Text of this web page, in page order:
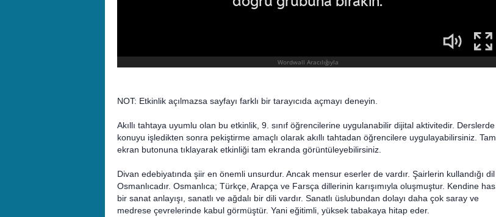
NOT: Etkinlik açılmazsa sayfayı farklı bir tarayıcıda açmayı deneyin.
Akıllı tahtaya uyumlu olan bu etkinlik, 9. sınıf öğrencilerine uygulanabilir dijital aktivitedir. Derslerde
konuyu işledikten sonra pekiştirme amaçlı olarak akıllı tahtadan öğrencilere uygulayabilirsiniz. Tam
ekran butonuna tıklayarak etkinliği tam ekranda görüntüleyebilirsiniz.
Divan edebiyatında şiir en önemli unsurdur. Ancak mensur eserler de vardır. Şairlerin kullandığı dil
Osmanlıcadır. Osmanlıca; Türkçe, Arapça ve Farsça dillerinin karışımıyla oluşmuştur. Kendine has
bir sanat anlayışı, sanatlı ve ağdalı bir dili vardır. Sanatlı üslubundan dolayı daha çok saray ve
medrese çevrelerinde kabul görmüştür. Yani eğitimli, yüksek tabakaya hitap eder.